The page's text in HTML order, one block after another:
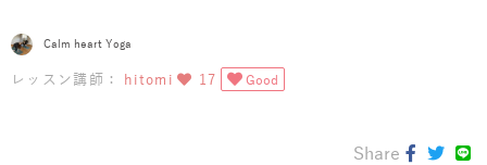
Calm heart Yoga
レッスン講師： hitomi 17 Good
Share